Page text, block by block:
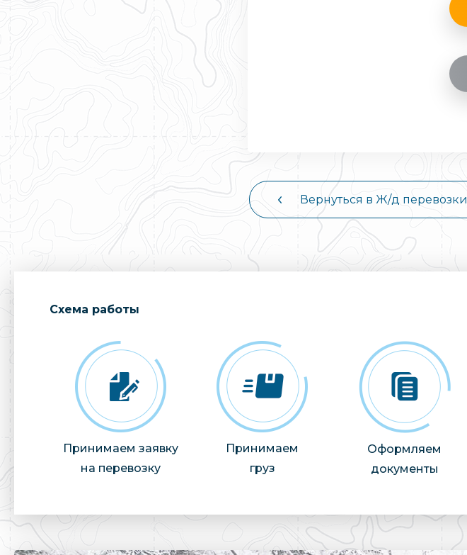
Вернуться в Ж/д перевозки
Cхема работы
Принимаем заявку
на перевозку
Принимаем
груз
Оформляем
документы